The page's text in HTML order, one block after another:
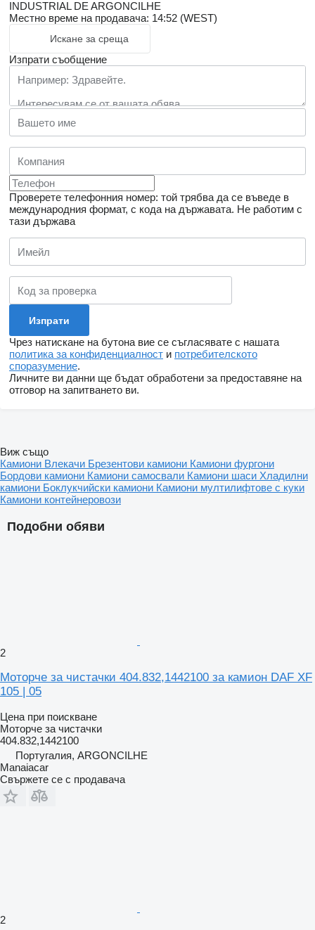
INDUSTRIAL DE ARGONCILHE
Местно време на продавача: 14:52 (WEST)
Искане за среща
Изпрати съобщение
Проверете телефонния номер: той трябва да се въведе в
международния формат, с кода на държавата. Не работим с
тази държава
Чрез натискане на бутона вие се съгласявате с нашата
политика за конфиденциалност и потребителското
споразумение.
Личните ви данни ще бъдат обработени за предоставяне на
отговор на запитването ви.
Подобни обяви
2
Моторче за чистачки 404.832,1442100 за камион DAF XF
105 | 05
Цена при поискване
Моторче за чистачки
404.832,1442100
Португалия, ARGONCILHE
Manaiacar
Свържете се с продавача
2
Виж също
Камиони Влекачи Брезентови камиони Камиони фургони
Бордови камиони Камиони самосвали Камиони шаси Хладилни
камиони Боклукчийски камиони Камиони мултилифтове с куки
Камиони контейнеровози